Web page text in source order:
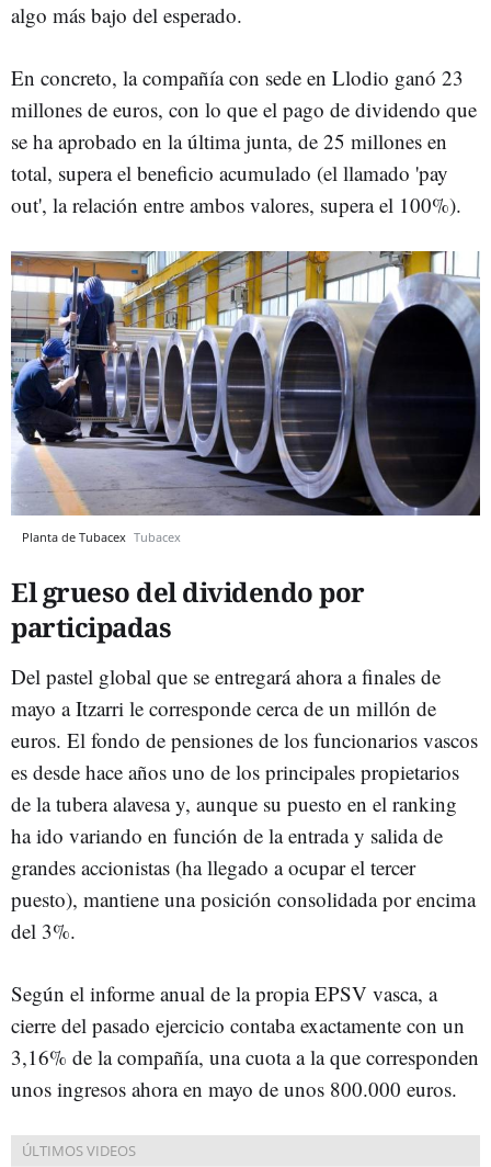
algo más bajo del esperado.
En concreto, la compañía con sede en Llodio ganó 23
millones de euros, con lo que el pago de dividendo que
se ha aprobado en la última junta, de 25 millones en
total, supera el beneficio acumulado (el llamado 'pay
out', la relación entre ambos valores, supera el 100%).
Planta de Tubacex Tubacex
El grueso del dividendo por
participadas
Del pastel global que se entregará ahora a finales de
mayo a Itzarri le corresponde cerca de un millón de
euros. El fondo de pensiones de los funcionarios vascos
es desde hace años uno de los principales propietarios
de la tubera alavesa y, aunque su puesto en el ranking
ha ido variando en función de la entrada y salida de
grandes accionistas (ha llegado a ocupar el tercer
puesto), mantiene una posición consolidada por encima
del 3%.
Según el informe anual de la propia EPSV vasca, a
cierre del pasado ejercicio contaba exactamente con un
3,16% de la compañía, una cuota a la que corresponden
unos ingresos ahora en mayo de unos 800.000 euros.